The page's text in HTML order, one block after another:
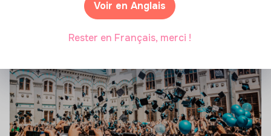
Marianne Roussel• 21 janvier 2025
Voir en Anglais
Rester en Français, merci !